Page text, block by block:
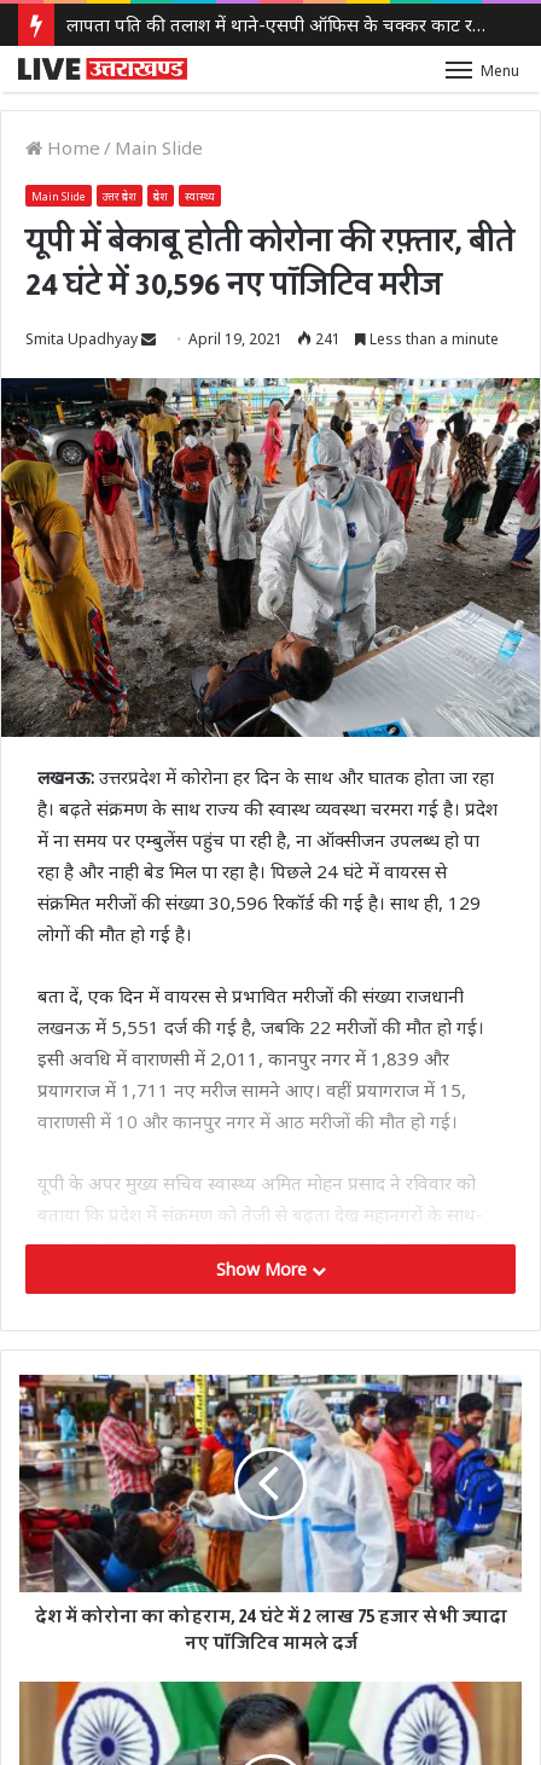
लापता पति की तलाश में थाने-एसपी ऑफिस के चक्कर काट रही नवविवाहिता, ससुराल वालों पर गंभीर आरोप
Menu
Home / Main Slide
Main Slide उत्तर प्रदेश प्रदेश स्वास्थ्य
यूपी में बेकाबू होती कोरोना की रफ़्तार, बीते
24 घंटे में 30,596 नए पॉजिटिव मरीज
Smita Upadhyay
Send
email
April 19, 2021 241 Less than a minute
लखनऊ: उत्तरप्रदेश में कोरोना हर दिन के साथ और घातक होता जा रहा
है। बढ़ते संक्रमण के साथ राज्य की स्वास्थ व्यवस्था चरमरा गई है। प्रदेश
में ना समय पर एम्बुलेंस पहुंच पा रही है, ना ऑक्सीजन उपलब्ध हो पा
रहा है और नाही बेड मिल पा रहा है। पिछले 24 घंटे में वायरस से
संक्रमित मरीजों की संख्या 30,596 रिकॉर्ड की गई है। साथ ही, 129
लोगों की मौत हो गई है।
बता दें, एक दिन में वायरस से प्रभावित मरीजों की संख्या राजधानी
लखनऊ में 5,551 दर्ज की गई है, जबकि 22 मरीजों की मौत हो गई।
इसी अवधि में वाराणसी में 2,011, कानपुर नगर में 1,839 और
प्रयागराज में 1,711 नए मरीज सामने आए। वहीं प्रयागराज में 15,
वाराणसी में 10 और कानपुर नगर में आठ मरीजों की मौत हो गई।
यूपी के अपर मुख्य सचिव स्वास्थ्य अमित मोहन प्रसाद ने रविवार को
बताया कि प्रदेश में संक्रमण को तेजी से बढ़ता देख महानगरों के साथ-
साथ छोटे जिलों में भी 200 बेड के कोविड अस्पतालों को जल्द से जल्द
उत्तरप्रदेश में कोरोना
राजधानी लखनऊ
Show More
देश में कोरोना का कोहराम, 24 घंटे में 2 लाख 75 हजार से भी ज्यादा
नए पॉजिटिव मामले दर्ज